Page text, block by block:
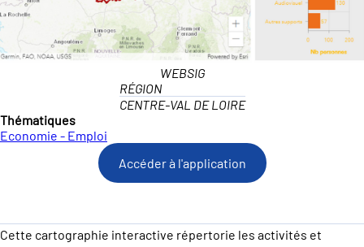
WEBSIG
RÉGION
CENTRE-VAL DE LOIRE
Thématiques
Economie - Emploi
Accéder à l'application
Cette cartographie interactive répertorie les activités et